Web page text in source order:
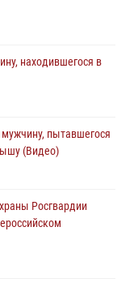
находившегося в
пытавшегося
(Видео)
Росгвардии